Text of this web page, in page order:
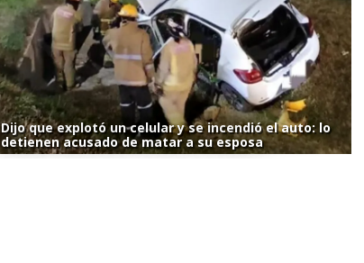
Dijo que explotó un celular y se incendió el auto: lo
detienen acusado de matar a su esposa